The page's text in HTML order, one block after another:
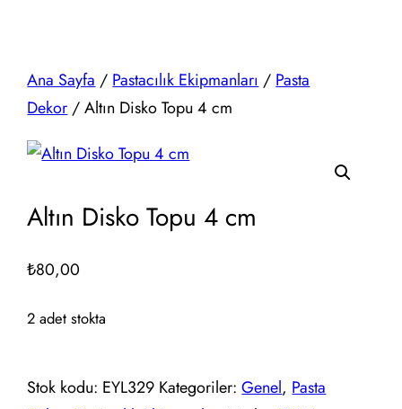
Ana Sayfa/Pastacılık Ekipmanları/Pasta
Dekor/ Altın Disko Topu 4 cm
Altın Disko Topu 4 cm
₺80,00
2 adet stokta
Stok kodu: EYL329 Kategoriler:Genel,Pasta